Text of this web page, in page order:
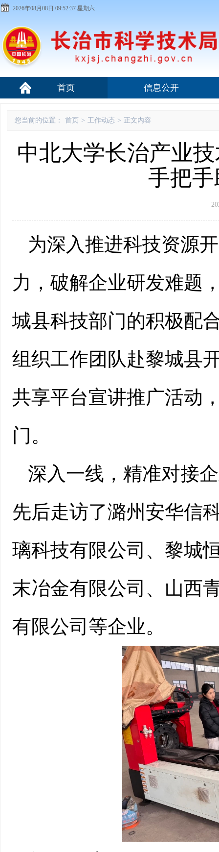
2026年08月08日 09:52:38 星期六
首页 信息公开
您当前的位置： 首页 > 工作动态 > 正文内容
中北大学长治产业
手把
为深入推进科技资源
力，破解企业研发难题
城县科技部门的积极配
组织工作团队赴黎城县
共享平台宣讲推广活动
门。
深入一线，精准对接
先后走访了潞州安华信
璃科技有限公司、黎城
末冶金有限公司、山西
有限公司等企业。